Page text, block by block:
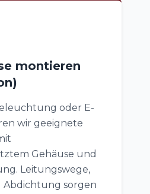
montieren
oder E-
wir geeignete
Gehäuse und
Leitungswege,
sorgen